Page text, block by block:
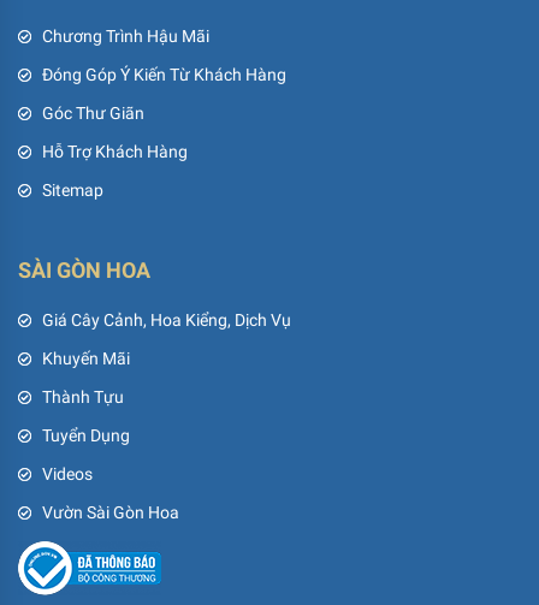
Chương Trình Hậu Mãi
Đóng Góp Ý Kiến Từ Khách Hàng
Góc Thư Giãn
Hỗ Trợ Khách Hàng
Sitemap
SÀI GÒN HOA
Giá Cây Cảnh, Hoa Kiểng, Dịch Vụ
Khuyến Mãi
Thành Tựu
Tuyển Dụng
Videos
Vườn Sài Gòn Hoa